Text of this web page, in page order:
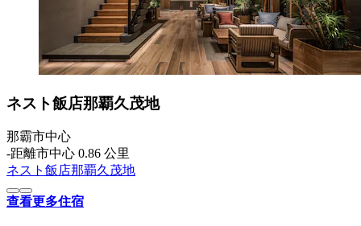
ネスト飯店那覇久茂地
那霸市中心
‐距離市中心 0.86 公里
ネスト飯店那覇久茂地
查看更多住宿